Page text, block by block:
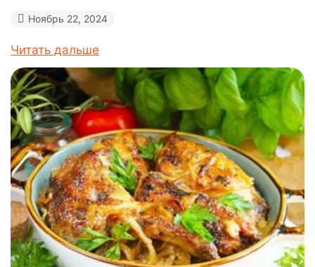
Ноябрь 22, 2024
Читать дальше